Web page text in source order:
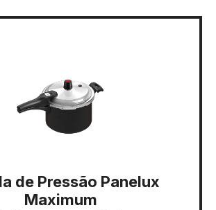
de Pressão Panelux
Maximum